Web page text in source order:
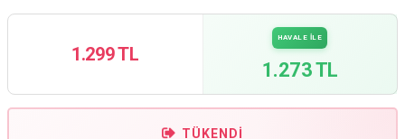
1.299 TL
HAVALE İLE
1.273 TL
TÜKENDI